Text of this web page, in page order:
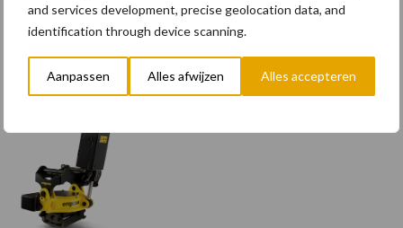
and services development, precise geolocation data, and
identification through device scanning.
Aanpassen Alles afwijzen Alles accepteren
20 dec
Wettelijke aanvaardingsplicht
batterijen